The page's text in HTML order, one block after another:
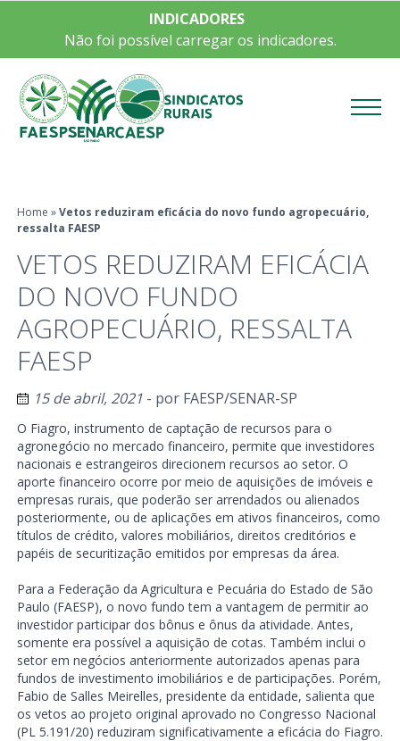
INDICADORES
Não foi possível carregar os indicadores.
Home »Vetos reduziram eficácia do novo fundo agropecuário,
ressalta FAESP
VETOS REDUZIRAM EFICÁCIA
DO NOVO FUNDO
AGROPECUÁRIO, RESSALTA
FAESP
15 de abril, 2021- por FAESP/SENAR-SP
O Fiagro, instrumento de captação de recursos para o
agronegócio no mercado financeiro, permite que investidores
nacionais e estrangeiros direcionem recursos ao setor. O
aporte financeiro ocorre por meio de aquisições de imóveis e
empresas rurais, que poderão ser arrendados ou alienados
posteriormente, ou de aplicações em ativos financeiros, como
títulos de crédito, valores mobiliários, direitos creditórios e
papéis de securitização emitidos por empresas da área.
Para a Federação da Agricultura e Pecuária do Estado de São
Paulo (FAESP), o novo fundo tem a vantagem de permitir ao
investidor participar dos bônus e ônus da atividade. Antes,
somente era possível a aquisição de cotas. Também inclui o
setor em negócios anteriormente autorizados apenas para
fundos de investimento imobiliários e de participações. Porém,
Fabio de Salles Meirelles, presidente da entidade, salienta que
os vetos ao projeto original aprovado no Congresso Nacional
(PL 5.191/20) reduziram significativamente a eficácia do Fiagro.